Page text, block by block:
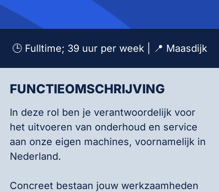
🕒 Fulltime; 39 uur per week | 📍 Maasdijk
FUNCTIEOMSCHRIJVING
In deze rol ben je verantwoordelijk voor
het uitvoeren van onderhoud en service
aan onze eigen machines, voornamelijk in
Nederland.
Concreet bestaan jouw werkzaamheden